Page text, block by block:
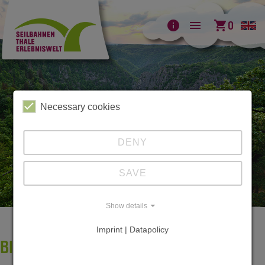
info menu shopping_cart0
BILDERGALERIE BODETAL
Necessary cookies
DENY
SAVE
Show details
Imprint | Datapolicy